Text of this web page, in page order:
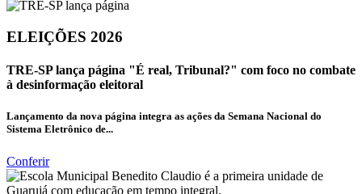
ELEIÇÕES 2026
TRE-SP lança página "É real, Tribunal?" com foco no combate
à desinformação eleitoral
Lançamento da nova página integra as ações da Semana Nacional do
Sistema Eletrônico de...
Conferir